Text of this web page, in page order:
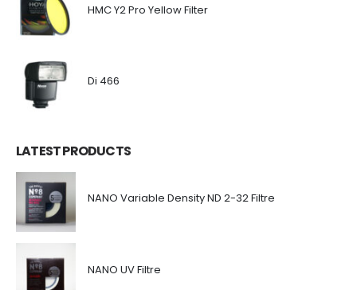
HMC Y2 Pro Yellow Filter
Di 466
LATEST PRODUCTS
NANO Variable Density ND 2-32 Filtre
NANO UV Filtre